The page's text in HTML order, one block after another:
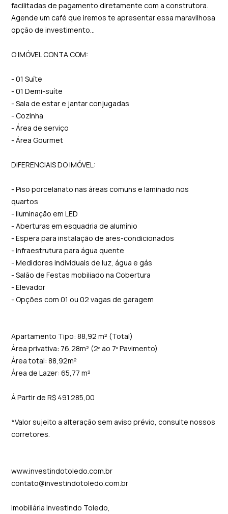
facilitadas de pagamento diretamente com a construtora.
Agende um café que iremos te apresentar essa maravilhosa
opção de investimento...
O IMÓVEL CONTA COM:
- 01 Suíte
- 01 Demi-suíte
- Sala de estar e jantar conjugadas
- Cozinha
- Área de serviço
- Área Gourmet
DIFERENCIAIS DO IMÓVEL:
- Piso porcelanato nas áreas comuns e laminado nos
quartos
- Iluminação em LED
- Aberturas em esquadria de alumínio
- Espera para instalação de ares-condicionados
- Infraestrutura para água quente
- Medidores individuais de luz, água e gás
- Salão de Festas mobiliado na Cobertura
- Elevador
- Opções com 01 ou 02 vagas de garagem
Apartamento Tipo: 88,92 m² (Total)
Área privativa: 76,28m² (2º ao 7º Pavimento)
Área total: 88,92m²
Área de Lazer: 65,77 m²
Á Partir de R$ 491.285,00
*Valor sujeito a alteração sem aviso prévio, consulte nossos
corretores.
www.investindotoledo.com.br
contato@investindotoledo.com.br
Imobiliária Investindo Toledo,